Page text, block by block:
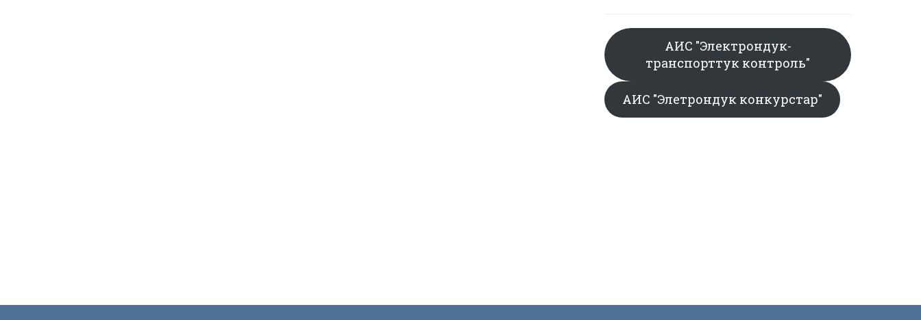
АИС "Электрондук-
транспорттук контроль"
АИС "Элетрондук конкурстар"